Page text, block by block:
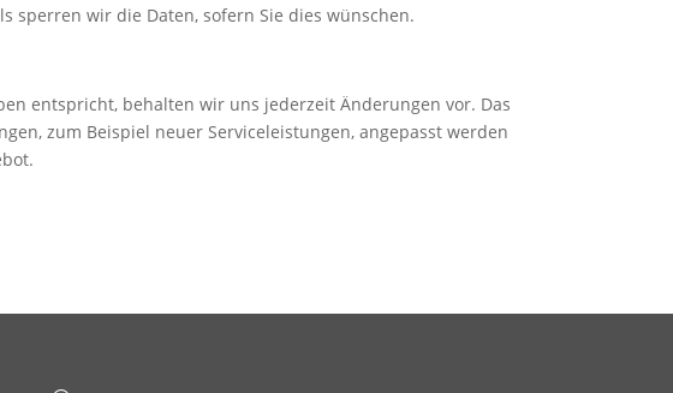
sperren wir die Daten, sofern Sie dies wünschen.
entspricht, behalten wir uns jederzeit Änderungen vor. Das
zum Beispiel neuer Serviceleistungen, angepasst werden